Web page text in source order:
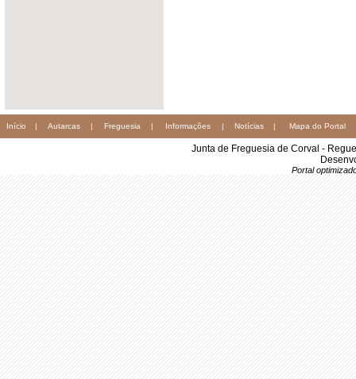
Início | Autarcas | Freguesia | Informações | Notícias | Mapa do Portal
Junta de Freguesia de Corval -
Portal